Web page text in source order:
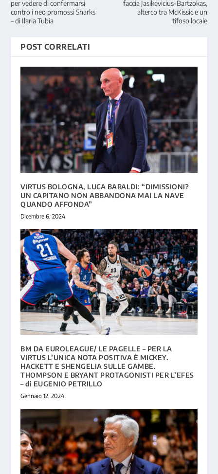
per vedere di confermarsi
contro i neo promossi Sharks
– di Ilaria Tubia
faccia Jasikevicius-Bartzokas,
alterco tra McKissic e un
tifoso locale
POST CORRELATI
VIRTUS BOLOGNA, LUCA BARALDI: “DIMISSIONI?
UN CAPITANO NON ABBANDONA MAI LA NAVE
QUANDO AFFONDA”
Dicembre 6, 2024
BM DA EUROLEAGUE/ LE PAGELLE – PER LA
VIRTUS L’UNICA NOTA POSITIVA È MICKEY.
HACKETT E SHENGELIA SULLE GAMBE.
THOMPSON E BRYANT PROTAGONISTI PER L’EFES
– di EUGENIO PETRILLO
Gennaio 12, 2024